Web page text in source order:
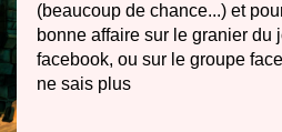
(beaucoup de chance...) et
bonne affaire sur le granier du
facebook, ou sur le groupe
ne sais plus